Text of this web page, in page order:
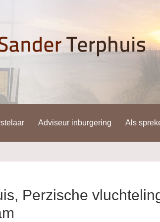
Adviseur inburgering Als
Perzische